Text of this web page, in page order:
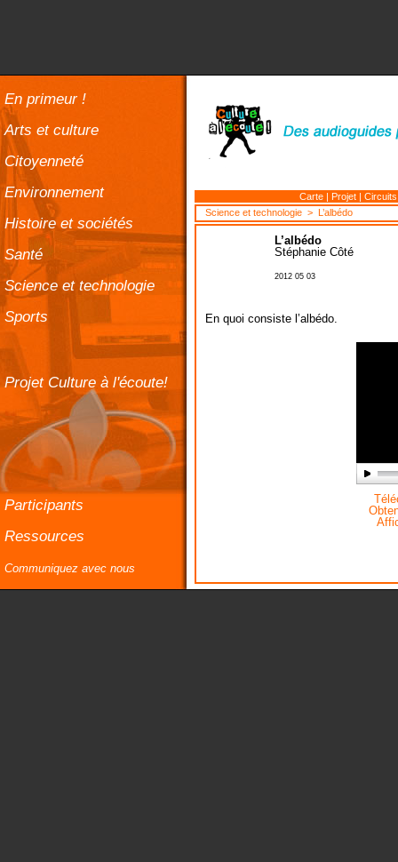
En primeur !
Arts et culture
Citoyenneté
Environnement
Histoire et sociétés
Santé
Science et technologie
Sports
Projet Culture à l'écoute!
Participants
Ressources
Communiquez avec nous
Carte | Projet |
Science et technologie > L’albédo
L’albédo
Stéphanie Côté
2012 05 03
En quoi consiste l’albédo.